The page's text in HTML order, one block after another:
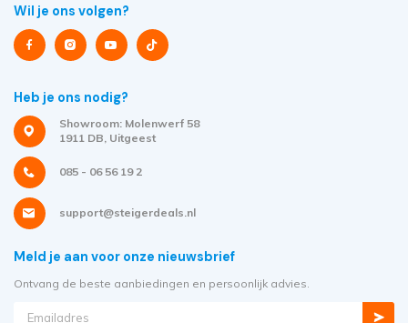
Wil je ons volgen?
Heb je ons nodig?
Showroom: Molenwerf 58
1911 DB, Uitgeest
085 - 06 56 19 2
support@steigerdeals.nl
Meld je aan voor onze nieuwsbrief
Ontvang de beste aanbiedingen en persoonlijk advies.